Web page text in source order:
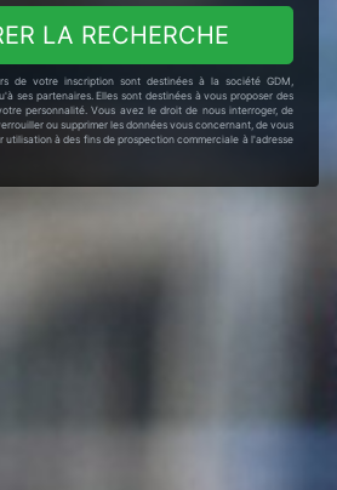
LA RECHERCHE
de votre inscription sont destinées à la société GDM,
ses partenaires. Elles sont destinées à vous proposer des
personnalité. Vous avez le droit de nous interroger, de
ou supprimer les données vous concernant, de vous
utilisation à des fins de prospection commerciale à l'adresse